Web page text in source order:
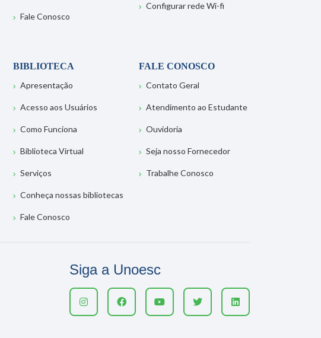
Fale Conosco
Configurar rede Wi-fi
BIBLIOTECA
Apresentação
Acesso aos Usuários
Como Funciona
Biblioteca Virtual
Serviços
Conheça nossas bibliotecas
Fale Conosco
FALE CONOSCO
Contato Geral
Atendimento ao Estudante
Ouvidoria
Seja nosso Fornecedor
Trabalhe Conosco
Siga a Unoesc